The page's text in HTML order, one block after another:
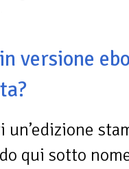
versione
qui sotto